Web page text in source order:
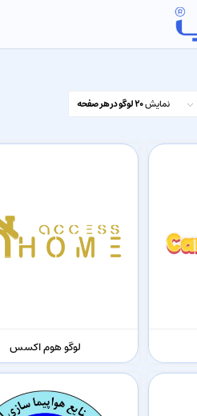
نمایش20 لوگو در هر صفحه
لوگو هوم اکسس